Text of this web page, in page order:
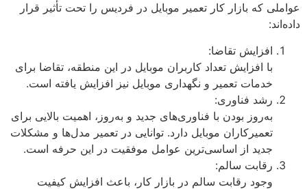
عواملی که بازار کار تعمیر موبایل در فردیس را تحت تأثیر قرار
داده‌اند:
افزایش تقاضا:
با افزایش تعداد کاربران موبایل در این منطقه، تقاضا برای
خدمات تعمیر و نگهداری موبایل نیز افزایش یافته است.
رشد فناوری:
به‌روز بودن با فناوری‌های جدید و به‌روز، اهمیت بالایی برای
تعمیرکاران موبایل دارد. توانایی در تعمیر مدل‌ها و مشکلات
جدید از اساسی‌ترین عوامل موفقیت در این حرفه است.
رقابت سالم:
وجود رقابت سالم در بازار کار، باعث افزایش کیفیت